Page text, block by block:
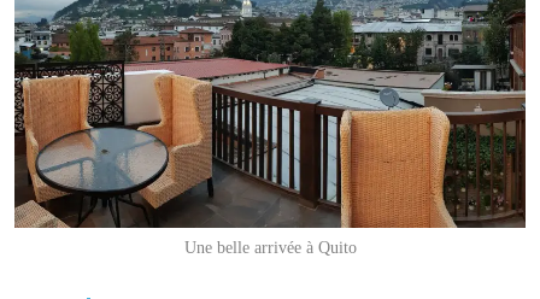
Une belle arrivée à Quito